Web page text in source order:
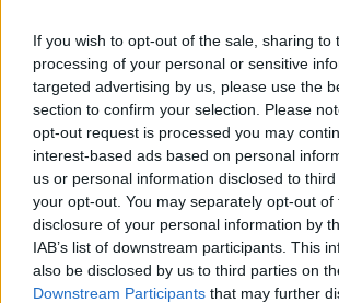
If you wish to opt-out of the sale, sharing to
processing of your personal or sensitive
targeted advertising by us, please use the
section to confirm your selection. Please
opt-out request is processed you may
interest-based ads based on personal
us or personal information disclosed to
your opt-out. You may separately opt-out of
disclosure of your personal information by
IAB’s list of downstream participants. This
also be disclosed by us to third parties on
Downstream Participants that may further
Se suspeitar de clonagem, coloque
distintivono carro (ajuda a
Leia ainda:Uma semana de radares:
a evitar
Tags: Multas portagens